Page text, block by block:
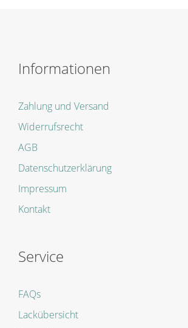
Informationen
Zahlung und Versand
Widerrufsrecht
AGB
Datenschutzerklärung
Impressum
Kontakt
Service
FAQs
Lackübersicht